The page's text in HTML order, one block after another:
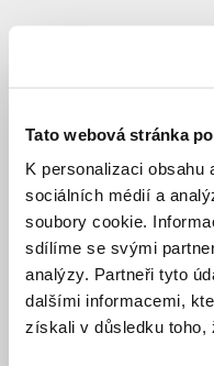
Tato webová stránka
K personalizaci
sociálních médií a
soubory cookie.
sdílíme se svými
analýzy. Partneři tyto
dalšími informacemi,
získali v důsledku toho,